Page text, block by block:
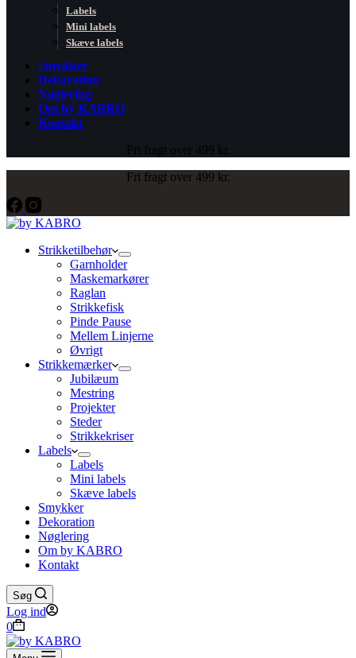
Labels
Mini labels
Skæve labels
Smykker
Dekoration
Nøglering
Om by KABRO
Kontakt
Fri fragt over 499 kr.
Fri fragt over 499 kr.
Strikketilbehør
Garnholder
Maskemarkører
Raglan
Strikkefisk
Pinde Pause
Mellem Linjerne
Øvrigt
Strikkemærker
Jubilæum
Mestring
Projekter
Steder
Strikkekriser
Labels
Labels
Mini labels
Skæve labels
Smykker
Dekoration
Nøglering
Om by KABRO
Kontakt
Søg
Log ind
Indkøbskurv
0